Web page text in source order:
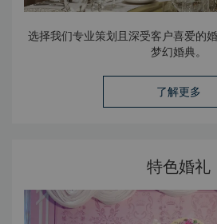
选择我们专业策划且深受客户喜爱的
梦幻婚典。
了解更多
特色婚礼